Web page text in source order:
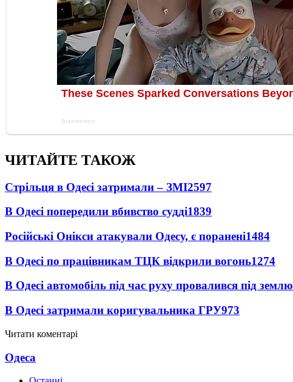
ЧИТАЙТЕ ТАКОЖ
Стрільця в Одесі затримали – ЗМІ2597
В Одесі попередили вбивство судді1839
Російські Онікси атакували Одесу, є поранені1484
В Одесі по працівникам ТЦК відкрили вогонь1274
В Одесі автомобіль під час руху провалився під землю
В Одесі затримали коригувальника ГРУ973
Читати коментарі
Одеса